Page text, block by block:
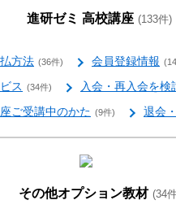
進研ゼミ 高校講座 (133件)
方法 (36件) 会員登録情報
ス (34件) 入会・再入会を検
ご受講中のかた (9件) 退会
その他オプション教材 (34